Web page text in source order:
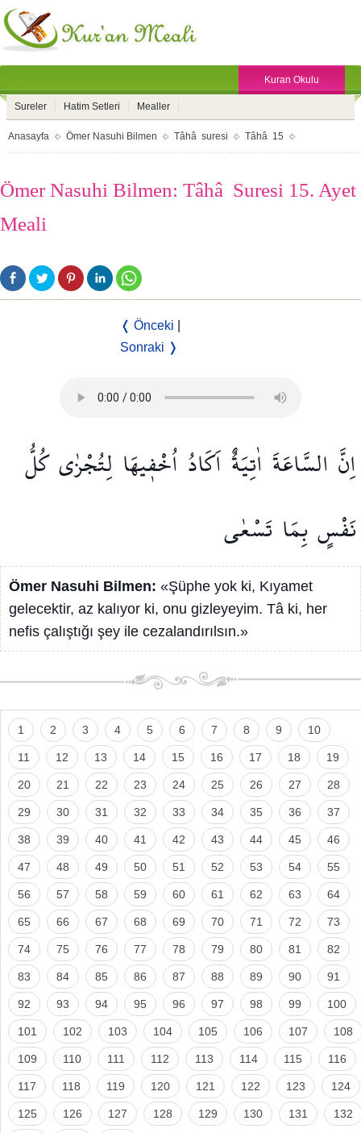
Kuran Okulu
Sureler Hatim Setleri Mealler
Anasayfa Ömer Nasuhi Bilmen Tâhâ suresi Tâhâ 15
Ömer Nasuhi Bilmen: Tâhâ Suresi 15. Ayet
Meali
❬ Önceki
Sonraki ❭
اِنَّ السَّاعَةَ اٰتِيَةٌاَكَادُ اُخْف۪يهَا لِتُجْزٰىكُلُّ
نَفْسٍبِمَا تَسْعٰى
Ömer Nasuhi Bilmen: «Şüphe yok ki, Kıyamet
gelecektir, az kalıyor ki, onu gizleyeyim. Tâ ki, her
nefis çalıştığı şey ile cezalandırılsın.»
1 2 3 4 5 6 7 8 9 10
11 12 13 14 15 16 17 18 19
20 21 22 23 24 25 26 27 28
29 30 31 32 33 34 35 36 37
38 39 40 41 42 43 44 45 46
47 48 49 50 51 52 53 54 55
56 57 58 59 60 61 62 63 64
65 66 67 68 69 70 71 72 73
74 75 76 77 78 79 80 81 82
83 84 85 86 87 88 89 90 91
92 93 94 95 96 97 98 99 100
101 102 103 104 105 106 107 108
109 110 111 112 113 114 115 116
117 118 119 120 121 122 123 124
125 126 127 128 129 130 131 132